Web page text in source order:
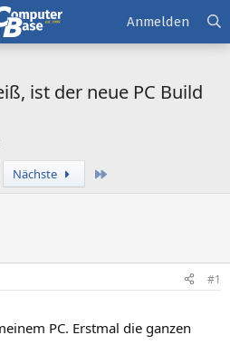
Anmelden
ist der neue PC Build
Nächste
#1
PC. Erstmal die ganzen